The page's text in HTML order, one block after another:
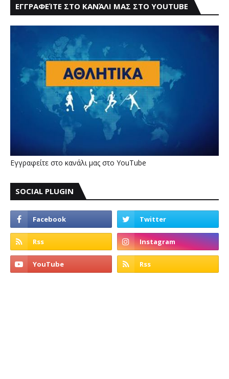
ΕΓΓΡΑΦΕΊΤΕ ΣΤΟ ΚΑΝΆΛΙ ΜΑΣ ΣΤΟ YOUTUBE
Εγγραφείτε στο κανάλι μας στο YouTube
SOCIAL PLUGIN